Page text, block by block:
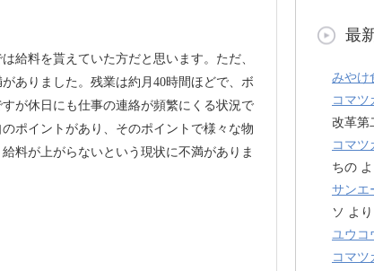
給料を貰えていた方だと思います。ただ、
ありました。残業は約月40時間ほどで、ボ
が休日にも仕事の連絡が頻繁にくる状況で
ポイントがあり、そのポイントで様々な物
料が上がらないという現状に不満がありま
最
みやけ
コマツ
改革第
コマツ
ちの
サンエ
ソ より
ユウコ
コマツ